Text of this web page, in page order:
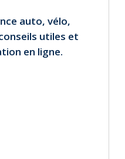
auto, vélo,
utiles et
en ligne.